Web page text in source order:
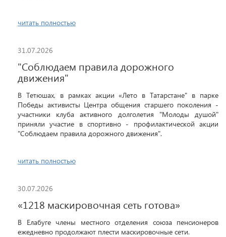
читать полностью
31.07.2026
"Соблюдаем правила дорожного
движения"
В Тетюшах, в рамках акции «Лето в Татарстане" в парке
Победы активисты Центра общения старшего поколения -
участники клуба активного долголетия "Молоды душой"
приняли участие в спортивно - профилактической акции
"Соблюдаем правила дорожного движения".
читать полностью
30.07.2026
«1218 маскировочная сеть готова»
В Елабуге члены местного отделения союза пенсионеров
ежедневно продолжают плести маскировочные сети.